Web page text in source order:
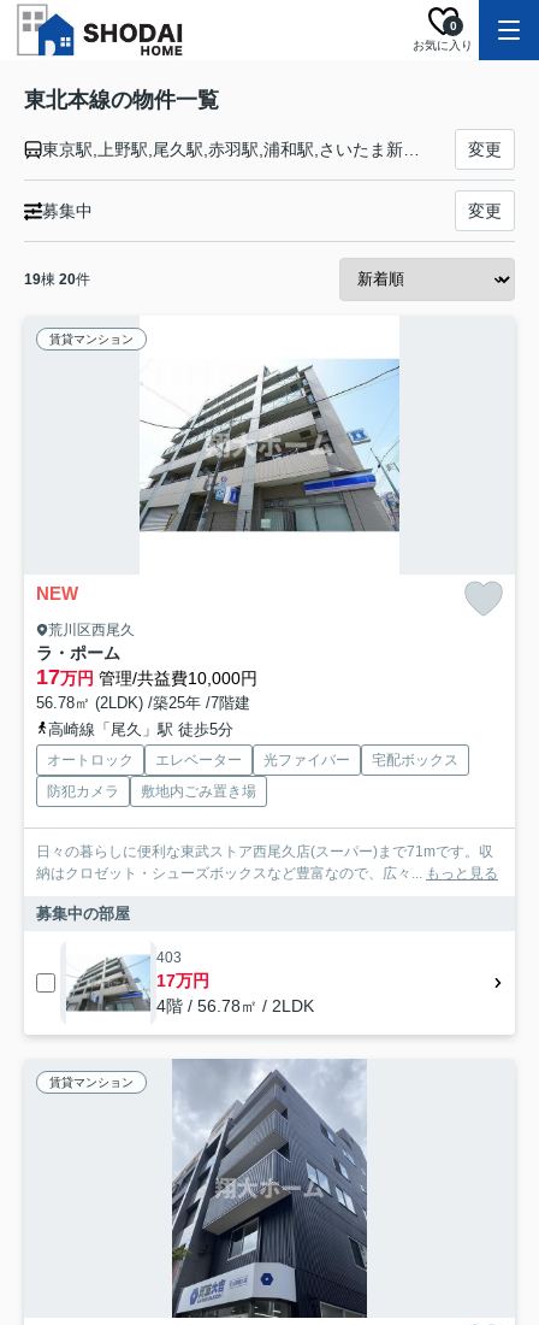
お気に入り
0
東北本線の物件一覧
変更
募集中 変更
19棟 20件
賃貸マンション
NEW
荒川区西尾久
ラ・ポーム
17万円 管理/共益費10,000円
56.78㎡ (2LDK) /築25年 /7階建
高崎線「尾久」駅 徒歩5分
オートロック エレベーター 光ファイバー
宅配ボックス
防犯カメラ
敷地内ごみ置き場
日々の暮らしに便利な東武ストア西尾久店(スーパー)まで71mです。収
納はクロゼット・シューズボックスなど豊富なので、広々... もっと見る
募集中の部屋
403
17万円
4階 / 56.78㎡ / 2LDK
賃貸マンション